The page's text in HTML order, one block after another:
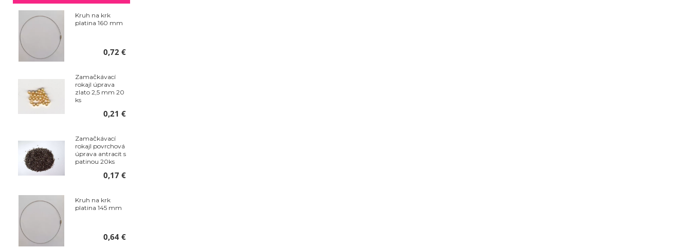
Kruh na krk
platina 160 mm
0,72 €
Zamačkávací
rokajl úprava
zlato 2,5 mm 20
ks
0,21 €
Zamačkávací
rokajl povrchová
úprava antracit s
patinou 20ks
0,17 €
Kruh na krk
platina 145 mm
0,64 €